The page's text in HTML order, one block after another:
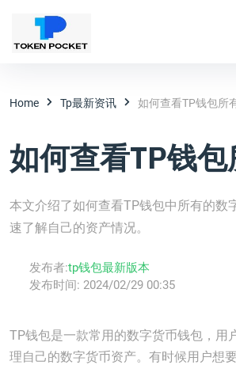
Home Tp最新资讯 如何查看TP钱包所
如何查看TP钱
本文介绍了如何查看TP钱包中所有的数
速了解自己的资产情况。
发布者:tp钱包最新版本
发布时间: 2024/02/29 00:35
TP钱包是一款常用的数字货币钱包，用
理自己的数字货币资产。有时候用户想